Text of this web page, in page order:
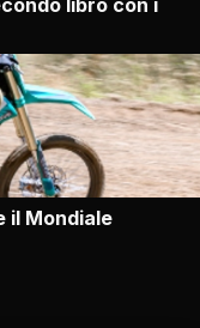
libro con i
il Mondiale